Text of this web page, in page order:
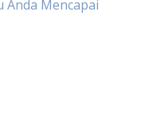
Anda Mencapai